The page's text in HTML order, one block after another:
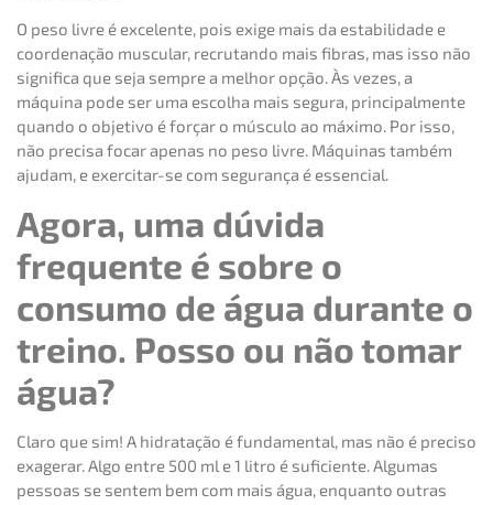
O peso livre é excelente, pois exige mais da estabilidade e
coordenação muscular, recrutando mais fibras, mas isso não
significa que seja sempre a melhor opção. Às vezes, a
máquina pode ser uma escolha mais segura, principalmente
quando o objetivo é forçar o músculo ao máximo. Por isso,
não precisa focar apenas no peso livre. Máquinas também
ajudam, e exercitar-se com segurança é essencial.
Agora, uma dúvida
frequente é sobre o
consumo de água durante o
treino. Posso ou não tomar
água?
Claro que sim! A hidratação é fundamental, mas não é preciso
exagerar. Algo entre 500 ml e 1 litro é suficiente. Algumas
pessoas se sentem bem com mais água, enquanto outras